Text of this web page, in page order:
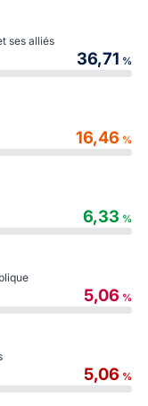
ses alliés
36,71 %
16,46 %
6,33 %
5,06 %
5,06 %